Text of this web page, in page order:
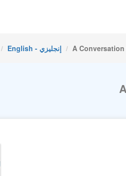
English - إنجليزي A